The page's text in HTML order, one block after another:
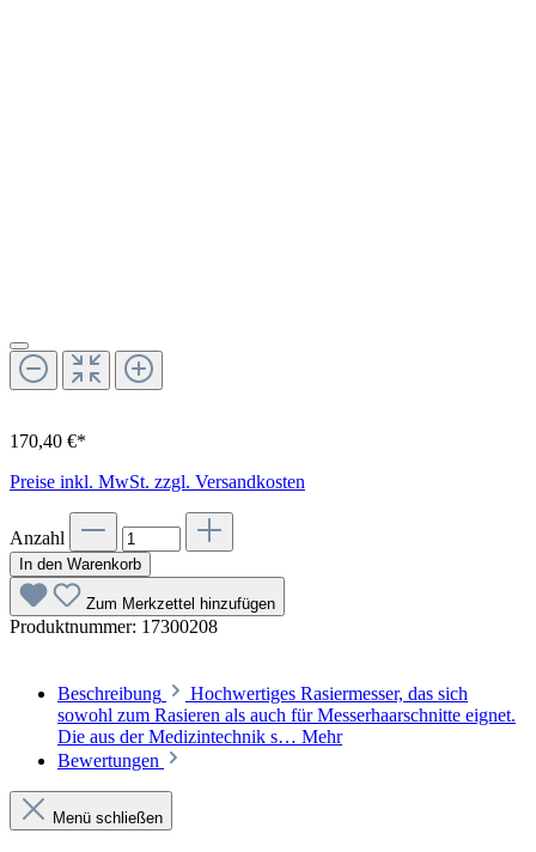
170,40 €*
Preise inkl. MwSt. zzgl. Versandkosten
Anzahl
In den Warenkorb
Zum Merkzettel hinzufügen
Produktnummer: 17300208
Beschreibung
Hochwertiges Rasiermesser, das sich
sowohl zum Rasieren als auch für Messerhaarschnitte eignet.
Die aus der Medizintechnik s… Mehr
Bewertungen
Menü schließen